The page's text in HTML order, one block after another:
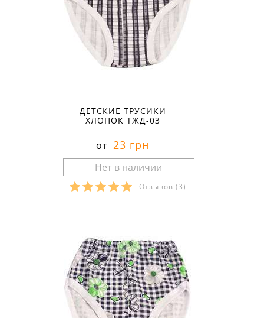
ДЕТСКИЕ ТРУСИКИ
ХЛОПОК ТЖД-03
от 23 грн
Отзывов (3)